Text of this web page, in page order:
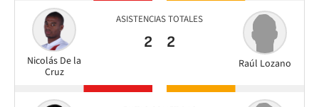
ASISTENCIAS TOTALES
Nicolás De la
Cruz
2
Raúl Lozano
2